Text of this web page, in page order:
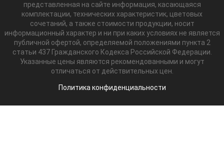
представленная на сайте информация, касающаяся
комплектации, технических характеристик, цветовых
сочетаний, а также стоимости продукции, носит
информационный характер и ни при каких условиях не является
публичной офертой, определяемой положениями пункта 2
статьи 437 Гражданского Кодекса Российской Федерации.
Указанные цены являются рекомендованными и могут
отличаться от действительных цен.
Политика конфиденциальности